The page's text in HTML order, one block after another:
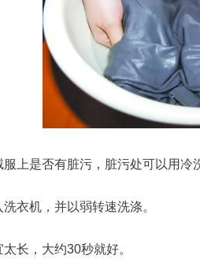
上是否有脏污，脏污处可以用冷
衣机，并以弱转速洗涤。
长，大约30秒就好。